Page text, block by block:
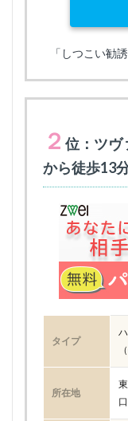
「しつこい勧
２ 位：ツヴ
から徒歩13分
タイプ
所在地